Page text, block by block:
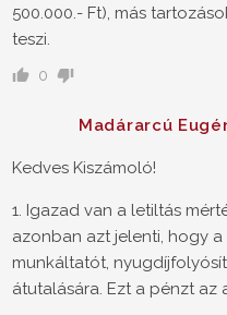
500.000.- Ft), más
teszi.
0
Madárarcú
Kedves Kiszámoló!
1. Igazad van a letiltás
azonban azt jelenti, hogy
munkáltatót,
átutalására. Ezt a pénzt az